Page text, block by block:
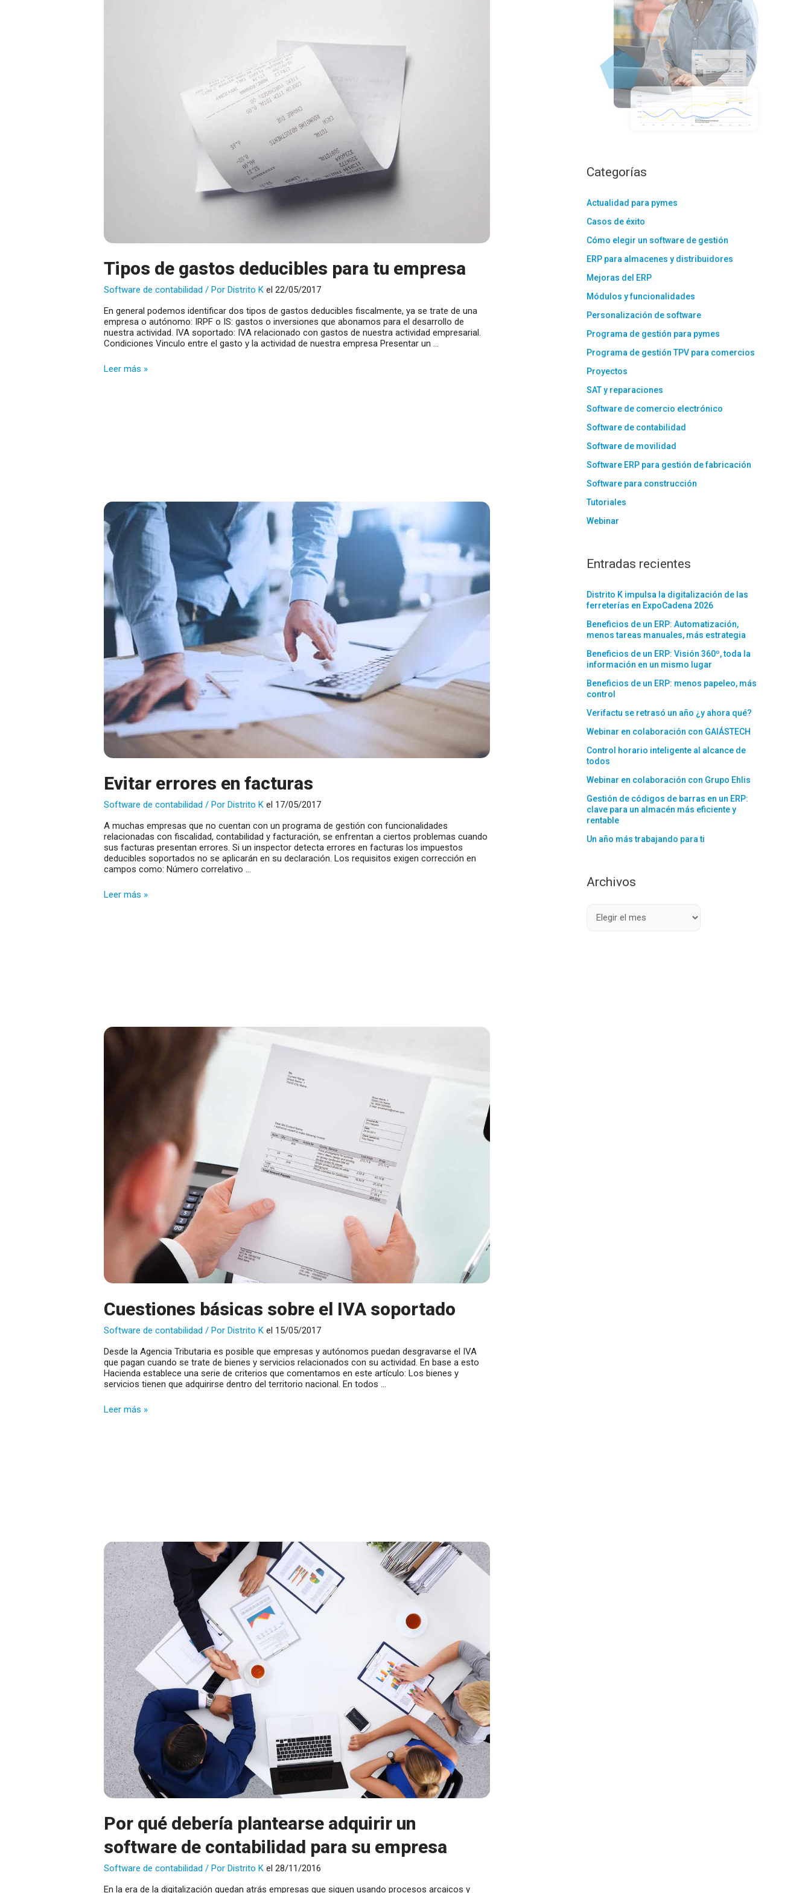
Tipos de gastos deducibles para tu empresa
Software de contabilidad / Por Distrito K el 22/05/2017
En general podemos identificar dos tipos de gastos deducibles fiscalmente, ya se trate de una
empresa o autónomo: IRPF o IS: gastos o inversiones que abonamos para el desarrollo de
nuestra actividad. IVA soportado: IVA relacionado con gastos de nuestra actividad empresarial.
Condiciones Vinculo entre el gasto y la actividad de nuestra empresa Presentar un …
Tipos
Leer más »
Evitar errores en facturas
Software de contabilidad / PorDistrito K el 17/05/2017
A muchas empresas que no cuentan con un programa de gestión con funcionalidades
relacionadas con fiscalidad, contabilidad y facturación, se enfrentan a ciertos problemas cuando
sus facturas presentan errores. Si un inspector detecta errores en facturas los impuestos
deducibles soportados no se aplicarán en su declaración. Los requisitos exigen corrección en
campos como: Número correlativo …
Evitar
Leer más »
Cuestiones básicas sobre el IVA soportado
Software de contabilidad / PorDistrito K el 15/05/2017
Desde la Agencia Tributaria es posible que empresas y autónomos puedan desgravarse el IVA
que pagan cuando se trate de bienes y servicios relacionados con su actividad. En base a esto
Hacienda establece una serie de criterios que comentamos en este artículo: Los bienes y
servicios tienen que adquirirse dentro del territorio nacional. En todos …
Cuestiones
Leer más »
Por qué debería plantearse adquirir un
software de contabilidad para su empresa
Software de contabilidad / PorDistrito K el 28/11/2016
En la era de la digitalización quedan atrás empresas que siguen usando procesos arcaicos y
Categorías
Actualidad para pymes
Casos de éxito
Cómo elegir un software de gestión
ERP para almacenes y distribuidores
Mejoras del ERP
Módulos y funcionalidades
Personalización de software
Programa de gestión para pymes
Programa de gestión TPV para comercios
Proyectos
SAT y reparaciones
Software de comercio electrónico
Software de contabilidad
Software de movilidad
Software ERP para gestión de fabricación
Software para construcción
Tutoriales
Webinar
Entradas recientes
Distrito K impulsa la digitalización de las
ferreterías en ExpoCadena 2026
Beneficios de un ERP: Automatización,
menos tareas manuales, más estrategia
Beneficios de un ERP: Visión 360º, toda la
información en un mismo lugar
Beneficios de un ERP: menos papeleo, más
control
Verifactu se retrasó un año ¿y ahora qué?
Webinar en colaboración con GAIÁSTECH
Control horario inteligente al alcance de
todos
Webinar en colaboración con Grupo Ehlis
Gestión de códigos de barras en un ERP:
clave para un almacén más eficiente y
rentable
Un año más trabajando para ti
Archivos